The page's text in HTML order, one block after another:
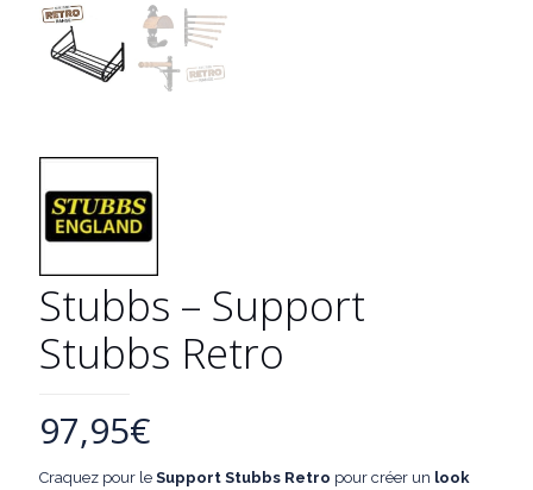
Stubbs – Support
Stubbs Retro
97,95€
Craquez pour le Support Stubbs Retro pour créer un look